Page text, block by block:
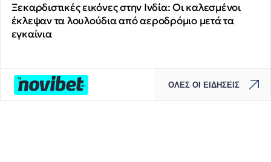
Ξεκαρδιστικές εικόνες στην Ινδία: Οι καλεσμένοι
έκλεψαν τα λουλούδια από αεροδρόμιο μετά τα
εγκαίνια
ΟΛΕΣ ΟΙ ΕΙΔΗΣΕΙΣ